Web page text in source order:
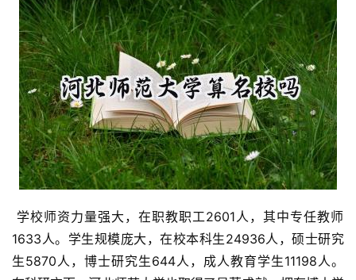
1633人。学生规模庞大，在校本科生24936人，硕士研究
生5870人，博士研究生644人，成人教育学生11198人。